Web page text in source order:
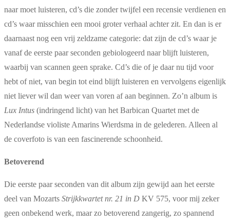
naar moet luisteren, cd’s die zonder twijfel een recensie verdienen en
cd’s waar misschien een mooi groter verhaal achter zit. En dan is er
daarnaast nog een vrij zeldzame categorie: dat zijn de cd’s waar je
vanaf de eerste paar seconden gebiologeerd naar blijft luisteren,
waarbij van scannen geen sprake. Cd’s die of je daar nu tijd voor
hebt of niet, van begin tot eind blijft luisteren en vervolgens eigenlijk
niet liever wil dan weer van voren af aan beginnen. Zo’n album is
Lux Intus (indringend licht) van het Barbican Quartet met de
Nederlandse violiste Amarins Wierdsma in de gelederen. Alleen al
de coverfoto is van een fascinerende schoonheid.
Betoverend
Die eerste paar seconden van dit album zijn gewijd aan het eerste
deel van Mozarts Strijkkwartet nr. 21 in D KV 575, voor mij zeker
geen onbekend werk, maar zo betoverend zangerig, zo spannend